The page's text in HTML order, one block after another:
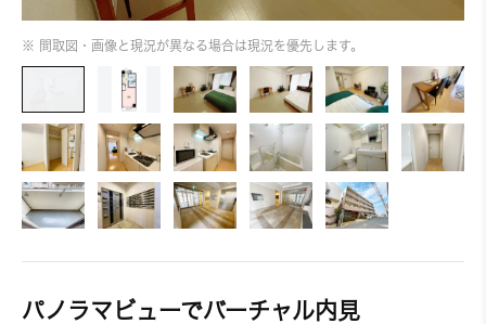
※ 間取図・画像と現況が異なる場合は現況を優先します。
パノラマビューでバーチャル内見